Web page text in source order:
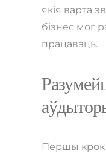
якія варта
бізнес мог
працаваць.
Першы крок